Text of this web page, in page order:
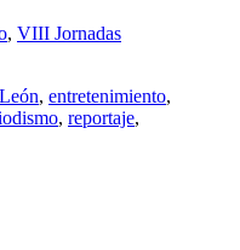
, VIII Jornadas
, entretenimiento,
, reportaje,